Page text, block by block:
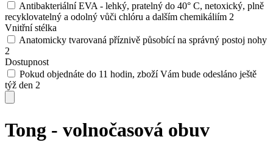
Antibakteriální EVA - lehký, pratelný do 40° C, netoxický, plně
recyklovatelný a odolný vůči chlóru a dalším chemikáliím 2
Vnitřní stélka
Anatomicky tvarovaná příznivě působící na správný postoj nohy
2
Dostupnost
Pokud objednáte do 11 hodin, zboží Vám bude odesláno ještě
týž den 2
Tong - volnočasová obuv